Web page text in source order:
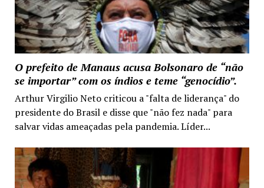
O prefeito de Manaus acusa Bolsonaro de “não
se importar” com os índios e teme “genocídio”.
Arthur Virgilio Neto criticou a "falta de liderança" do
presidente do Brasil e disse que "não fez nada" para
salvar vidas ameaçadas pela pandemia. Líder...